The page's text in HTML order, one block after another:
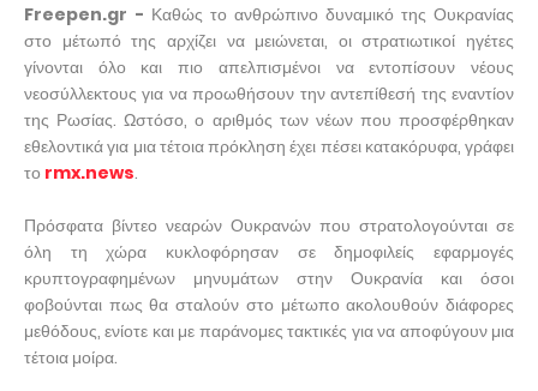
Freepen.gr - Καθώς το ανθρώπινο δυναμικό της Ουκρανίας
στο μέτωπό της αρχίζει να μειώνεται, οι στρατιωτικοί ηγέτες
γίνονται όλο και πιο απελπισμένοι να εντοπίσουν νέους
νεοσύλλεκτους για να προωθήσουν την αντεπίθεσή της εναντίον
της Ρωσίας. Ωστόσο, ο αριθμός των νέων που προσφέρθηκαν
εθελοντικά για μια τέτοια πρόκληση έχει πέσει κατακόρυφα, γράφει
το rmx.news.
Πρόσφατα βίντεο νεαρών Ουκρανών που στρατολογούνται σε
όλη τη χώρα κυκλοφόρησαν σε δημοφιλείς εφαρμογές
κρυπτογραφημένων μηνυμάτων στην Ουκρανία και όσοι
φοβούνται πως θα σταλούν στο μέτωπο ακολουθούν διάφορες
μεθόδους, ενίοτε και με παράνομες τακτικές για να αποφύγουν μια
τέτοια μοίρα.